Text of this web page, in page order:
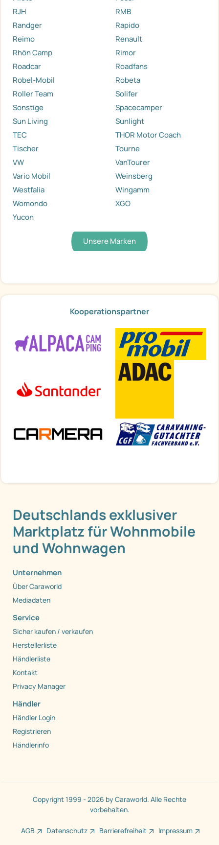
RJH
RMB
Randger
Rapido
Reimo
Renault
Rhön Camp
Rimor
Roadcar
Roadfans
Robel-Mobil
Robeta
Roller Team
Solifer
Sonstige
Spacecamper
Sun Living
Sunlight
TEC
THOR Motor Coach
Tischer
Tourne
VW
VanTourer
Vario Mobil
Weinsberg
Westfalia
Wingamm
Womondo
XGO
Yucon
Unsere Marken
Kooperationspartner
Deutschlands exklusiver
Marktplatz für Wohnmobile
und Wohnwagen
Unternehmen
Über Caraworld
Mediadaten
Service
Sicher kaufen / verkaufen
Herstellerliste
Händlerliste
Kontakt
Privacy Manager
Händler
Händler Login
Registrieren
Händlerinfo
Copyright 1999 - 2026 by Caraworld. Alle Rechte
vorbehalten.
AGB Datenschutz Barrierefreiheit Impressum